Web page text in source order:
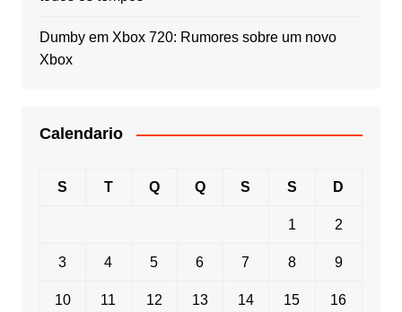
Dumbyem Xbox 720: Rumores sobre um novo
Xbox
Calendario
S T Q Q S S D
1 2
3 4 5 6 7 8 9
10 11 12 13 14 15 16